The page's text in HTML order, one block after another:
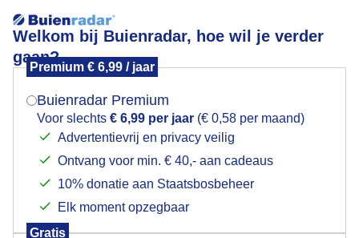
Welkom bij Buienradar, hoe wil je verder
gaan?
Premium € 6,99 / jaar
Buienradar Premium
Voor slechts € 6,99 per jaar (€ 0,58 per maand)
Advertentievrij en privacy veilig
Ontvang voor min. € 40,- aan cadeaus
10% donatie aan Staatsbosbeheer
Elk moment opzegbaar
Gratis
Nazomeren....
Mogen we je locatie gebruiken voor het
Indien je hier nog geen akkoord op hebt gegeven,
verschijnt er zo een pop-up uit je browser waarin